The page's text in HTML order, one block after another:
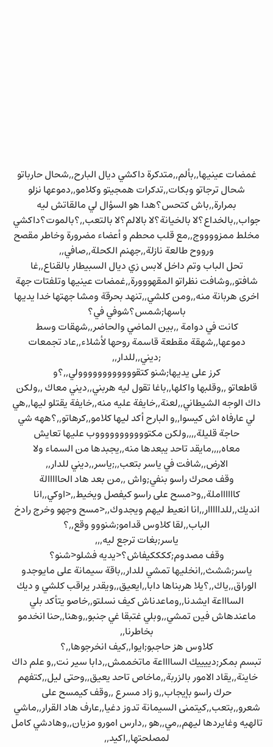
غمضات عينيها,,بألم,,متدكرة داكشي ديال البارح,,شحال حارباتو
شحال ترجاتو وبكات,,تدكرات همجيتو وكلامو,,دموعها نزلو
بمرارة,,باش كتحس؟هدا هو السؤال لي مالقاتش ليه
جواب,,بالخداع؟لا بالخيانة؟لا بالالم؟لا بالتعب,,؟بالموت؟داكشي
مخلط ممزووووج,,مع قلب محطم و أعضاء مضرورة وخاطر مقصح
ورووح طالعة نازلة,,جهنم الكحلة,,صافي,,
تحل الباب وتم داخل لابس زي ديال السبيطار بالقناع,,غا
شافتو,,وشافت نظراتو المقهووورة,,غمضات عينيها وتلفتات جهة
اخرى هربانة منه,,ومن كلشي,,تنهد بحرقة ومشا جهتها خدا يديها
باسها;شمس؟شوفي في؟
كانت في دوامة ,,بين الماضي والحاضر,,شهقات وسط
دموعها,,شهقة مقطعة قاسمة روحها لأشلاء,,عاد تجمعات
;ديني,,للدار,,
كرز على يديها;شنو كتقوووووووووووولي,,؟و
قاطعاتو ,,وقلبها واكلها,,باغا تقول ليه هربني,,ديني معاك ,,ولكن
داك الوجه الشيطاني,,لعنة,,خايفة عليه منه,,خايفة يقتلو ليها,,هي
لي عارفاه اش كيسوا,,و البارح أكد ليها كلامو,,كرهاتو,,؟ههه شي
حاجة قليلة,,,,ولكن مكتوووووووووووب عليها تعايش
معاه,,,,مايقد تاحد يبعدها منه,,يجبدها من السماء ولا
الارض,,شافت في ياسر بتعب,,;ياسر,,ديني للدار,,
وقف محرك راسو بنفي;واش ,,من بعد هاد الحااااالة
كااااااملة,,و<مسح على راسو كيفصل ويخيط,,<اوكي,,انا
انديك,,للدااااار,,انا انعيط ليهم ويجدوك,,<مسح وجهو وخرج رادخ
الباب,,لقا كلاوس قدامو;شنووو وقع,,؟
ياسر;بغات ترجع ليه,,,
وقف مصدوم;ككككيفاش؟<يديه فشلو<شنو؟
ياسر;ششث,,انخليها تمشي للدار,,باقة سيمانة على مايوجدو
الوراق,,ياك,,؟يلا هربناها دابا,,ايعيق,,ويقدر يراقب كلشي و ديك
الساااعة ايشدنا,,وماعدناش كيف نسلتو,,خاصو يتأكد بلي
ماعندهاش فين تمشي,,وبلي غتبقا غي جنبو,,وهنا,,حنا انخدمو
بخاطرنا,,
كلاوس هز حاجبو;ايوا,,كيف انخرجوها,,؟
تبسم بمكر;دييييك السااااعة ماتخممش,,دابا سير نت,,و علم داك
خاينة,,يقاد الامور بالزربة,,ماخاص تاحد يعيق,,وحتى ليل,,كتفهم
حرك راسو بإيجاب,,و زاد مسرع ,,وقف كيمسح على
شعرو,,بتعب,,كيتمنى السيمانة تدوز دغيا,,عارف هاد القرار,,ماشي
تالهيه وغايردها ليهم,,مي,,هو ,,دارس امورو مزيان,,وهادشي كامل
لمصلحتها,,اكيد,,